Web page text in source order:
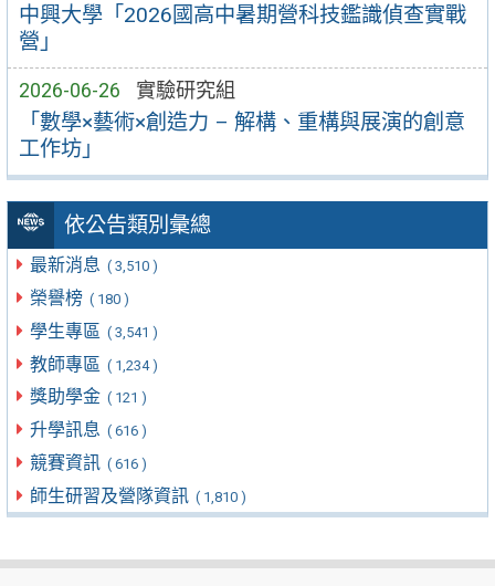
中興大學「2026國高中暑期營科技鑑識偵查實戰
營」
2026-06-26 實驗研究組
「數學×藝術×創造力 – 解構、重構與展演的創意
工作坊」
依公告類別彙總
最新消息 ( 3,510 )
榮譽榜 ( 180 )
學生專區 ( 3,541 )
教師專區 ( 1,234 )
獎助學金 ( 121 )
升學訊息 ( 616 )
競賽資訊 ( 616 )
師生研習及營隊資訊 ( 1,810 )